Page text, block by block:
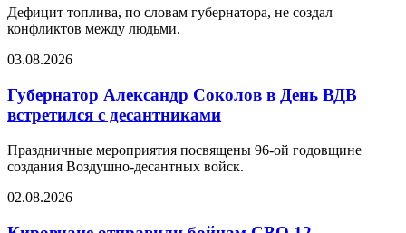
Дефицит топлива, по словам губернатора, не создал
конфликтов между людьми.
03.08.2026
Губернатор Александр Соколов в День ВДВ
встретился с десантниками
Праздничные мероприятия посвящены 96-ой годовщине
создания Воздушно-десантных войск.
02.08.2026